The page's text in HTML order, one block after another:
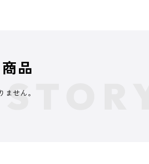
品
せん。